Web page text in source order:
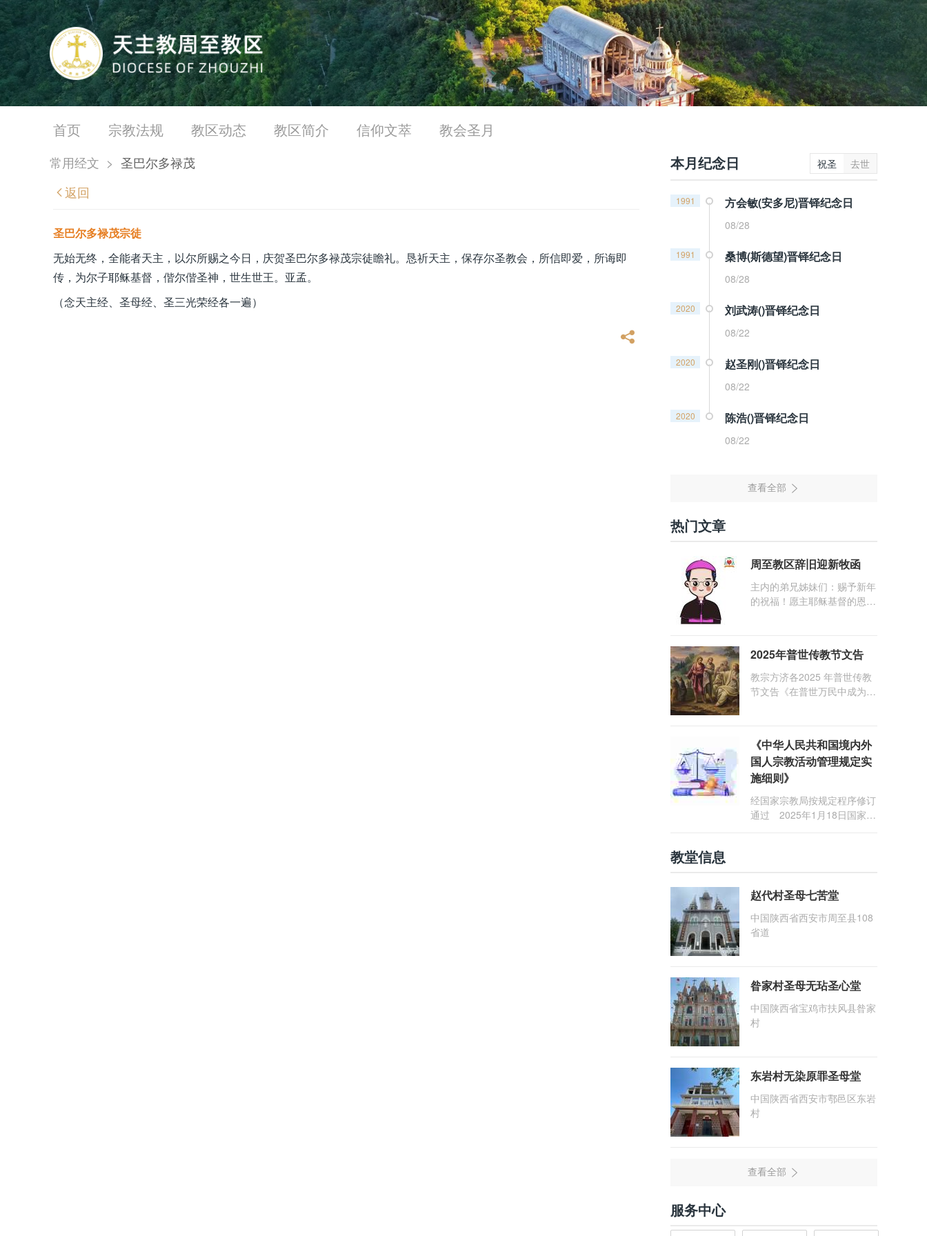
首页 宗教法规 教区动态 教区简介 信仰文萃 教会圣月
常用经文 > 圣巴尔多禄茂
返回
圣巴尔多禄茂宗徒
无始无终，全能者天主，以尔所赐之今日，庆贺圣巴尔多禄茂宗徒瞻礼。恳祈天主，保存尔圣教会，所信即爱，所诲即
传，为尔子耶稣基督，偕尔偕圣神，世生世王。亚孟。
（念天主经、圣母经、圣三光荣经各一遍）
本月纪念日 祝圣 去世
1991 方会敏(安多尼)晋铎纪念日
08/28
1991 桑博(斯德望)晋铎纪念日
08/28
2020 刘武涛()晋铎纪念日
08/22
2020 赵圣刚()晋铎纪念日
08/22
2020 陈浩()晋铎纪念日
08/22
热门文章
周至教区辞旧迎新牧函
主内的弟兄姊妹们：赐予新年
的祝福！愿主耶稣基督的恩
们，愿临在的救主基督安慰你
们，并圣化你们的生活，作为
祝贺祂诞辰的珍贵礼品。
2025年普世传教节文告
教宗方济各2025 年普世传教
节文告《在普世万民中成为怀
《中华人民共和国境内外
国人宗教活动管理规定实
施细则》
经国家宗教局按规定程序修订
通过 2025年1月18日国家宗
教堂信息
赵代村圣母七苦堂
中国陕西省西安市周至县108
省道
昝家村圣母无玷圣心堂
中国陕西省宝鸡市扶风县昝家
村
东岩村无染原罪圣母堂
中国陕西省西安市鄠邑区东岩
村
服务中心